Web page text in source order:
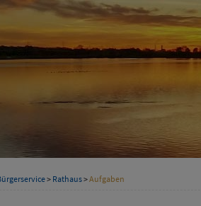
> Rathaus>Aufgaben